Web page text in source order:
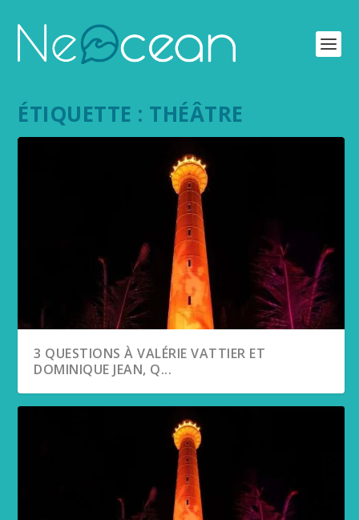
ÉTIQUETTE : THÉÂTRE
3 QUESTIONS À VALÉRIE VATTIER ET
DOMINIQUE JEAN, Q...